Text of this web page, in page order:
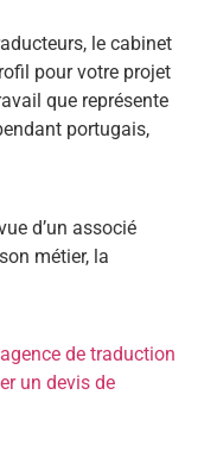
le cabinet
pour votre projet
que représente
portugais,
d’un associé
métier, la
de traduction
un devis de